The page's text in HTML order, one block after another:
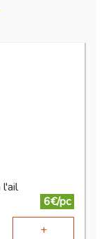
l'ail
6€/pc
+